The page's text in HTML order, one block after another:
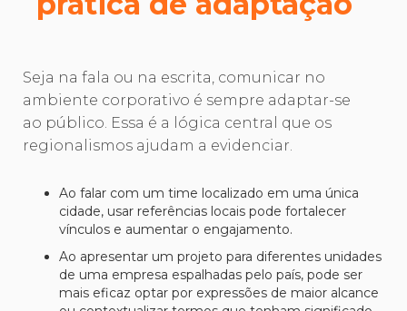
Seja na fala ou na escrita, comunicar no
ambiente corporativo é sempre adaptar-se
ao público. Essa é a lógica central que os
regionalismos ajudam a evidenciar.
Ao falar com um time localizado em uma única
cidade, usar referências locais pode fortalecer
vínculos e aumentar o engajamento.
Ao apresentar um projeto para diferentes unidades
de uma empresa espalhadas pelo país, pode ser
mais eficaz optar por expressões de maior alcance